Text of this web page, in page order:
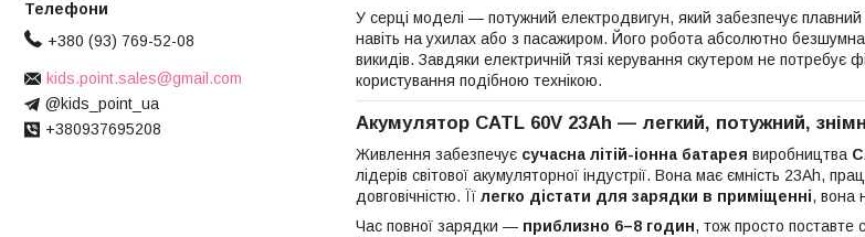
У серці моделі — потужний електродвигун, який забезпечує плавний
навіть на ухилах або з пасажиром. Його робота абсолютно
викидів. Завдяки електричній тязі керування скутером не потребує
користування подібною технікою.
Акумулятор CATL 60V 23Ah — легкий, потужний,
Живлення забезпечує сучасна літій-іонна батарея виробництва
лідерів світової акумуляторної індустрії. Вона має ємність 23Ah,
довговічністю. Її легко дістати для зарядки в приміщенні, вона
Час повної зарядки — приблизно 6–8 годин, тож просто поставте
+380 (93) 769-52-08
kids.point.sales@gmail.com
@kids_point_ua
+380937695208